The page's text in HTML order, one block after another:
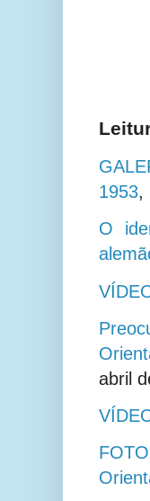
1953,
O
abril